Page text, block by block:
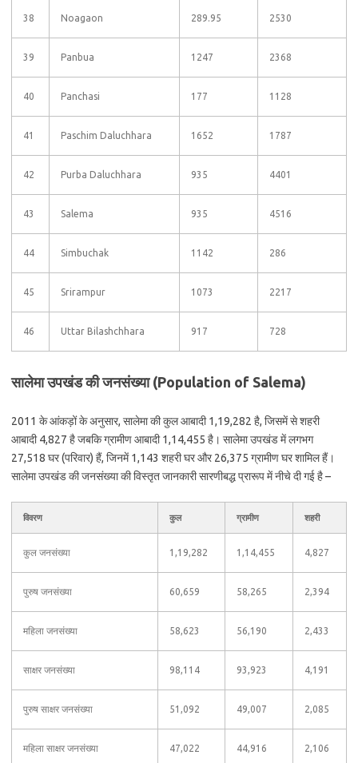
38 Noagaon 289.95 2530
39 Panbua 1247 2368
40 Panchasi 177 1128
41 Paschim Daluchhara 1652 1787
42 Purba Daluchhara 935 4401
43 Salema 935 4516
44 Simbuchak 1142 286
45 Srirampur 1073 2217
46 Uttar Bilashchhara 917 728
सालेमा उपखंड की जनसंख्या (Population of Salema)
2011 के आंकड़ों के अनुसार, सालेमा की कुल आबादी 1,19,282 है, जिसमें से शहरी
आबादी 4,827 है जबकि ग्रामीण आबादी 1,14,455 है। सालेमा उपखंड में लगभग
27,518 घर (परिवार) हैं, जिनमें 1,143 शहरी घर और 26,375 ग्रामीण घर शामिल हैं।
सालेमा उपखंड की जनसंख्या की विस्तृत जानकारी सारणीबद्ध प्रारूप में नीचे दी गई है –
विवरण कुल ग्रामीण शहरी
कुल जनसंख्या 1,19,282 1,14,455 4,827
पुरुष जनसंख्या 60,659 58,265 2,394
महिला जनसंख्या 58,623 56,190 2,433
साक्षर जनसंख्या 98,114 93,923 4,191
पुरुष साक्षर जनसंख्या 51,092 49,007 2,085
महिला साक्षर जनसंख्या 47,022 44,916 2,106